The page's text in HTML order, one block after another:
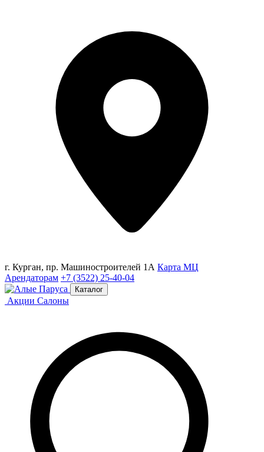
г. Курган, пр. Машиностроителей 1А Карта МЦ
Арендаторам +7 (3522) 25-40-04
Каталог
Акции Салоны